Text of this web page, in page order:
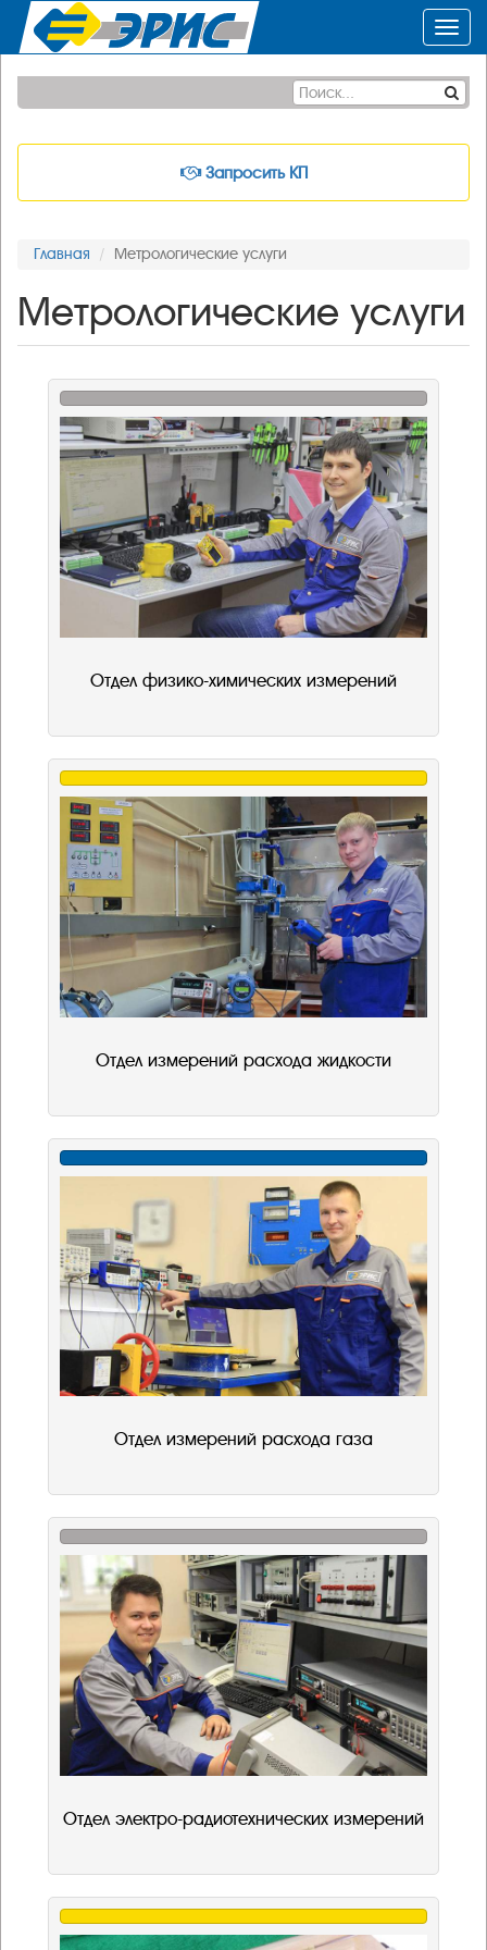
Запросить КП
Главная Метрологические услуги
Метрологические услуги
Отдел физико-химических измерений
Отдел измерений расхода жидкости
Отдел измерений расхода газа
Отдел электро-радиотехнических измерений